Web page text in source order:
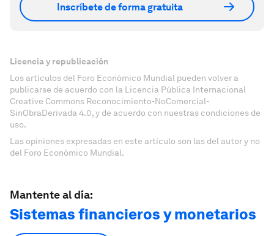
Inscríbete de forma gratuita
Licencia y republicación
Los artículos del Foro Económico Mundial pueden volver a
publicarse de acuerdo con la Licencia Pública Internacional
Creative Commons Reconocimiento-NoComercial-
SinObraDerivada 4.0, y de acuerdo con nuestras condiciones de
uso.
Las opiniones expresadas en este artículo son las del autor y no
del Foro Económico Mundial.
Mantente al día:
Sistemas financieros y monetarios